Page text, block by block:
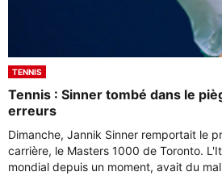
TENNIS
Tennis : Sinner tombé dans le
erreurs
Dimanche, Jannik Sinner remportait le
carrière, le Masters 1000 de Toronto.
mondial depuis un moment, avait du